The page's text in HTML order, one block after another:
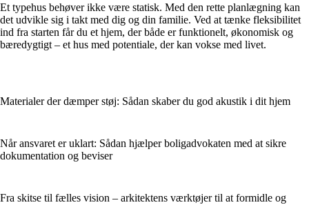
Et typehus behøver ikke være statisk. Med den rette planlægning kan
det udvikle sig i takt med dig og din familie. Ved at tænke fleksibilitet
ind fra starten får du et hjem, der både er funktionelt, økonomisk og
bæredygtigt – et hus med potentiale, der kan vokse med livet.
Materialer der dæmper støj: Sådan skaber du god akustik i dit hjem
Når ansvaret er uklart: Sådan hjælper boligadvokaten med at sikre
dokumentation og beviser
Fra skitse til fælles vision – arkitektens værktøjer til at formidle og